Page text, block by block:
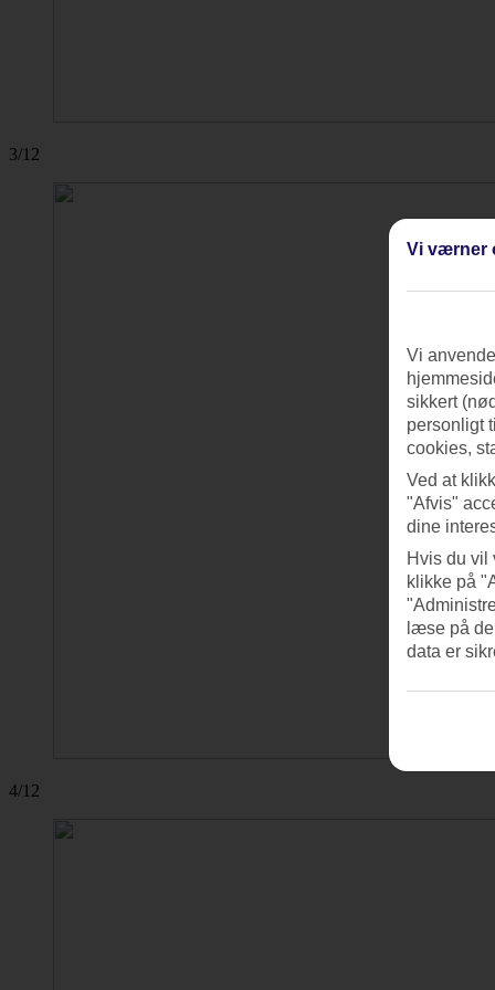
3/12
4/12
Vi værner
Vi
sikkert
personligt
cookies,
Ved at
"Afvis"
dine
Hvis du vil
klikke på
læse på
data er